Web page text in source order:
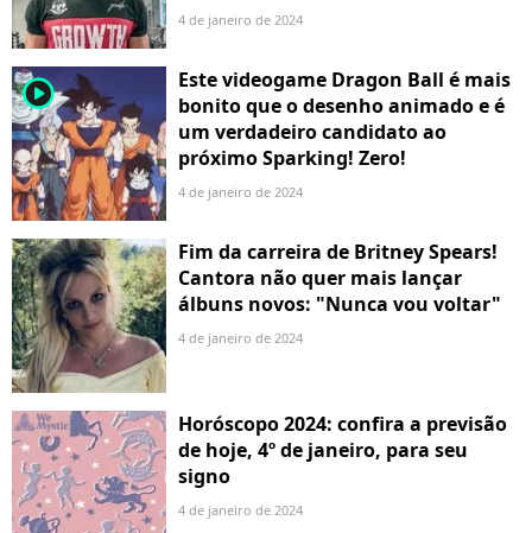
4 de janeiro de 2024
player2
Este videogame Dragon Ball é mais
bonito que o desenho animado e é
um verdadeiro candidato ao
próximo Sparking! Zero!
4 de janeiro de 2024
Fim da carreira de Britney Spears!
Cantora não quer mais lançar
álbuns novos: "Nunca vou voltar"
4 de janeiro de 2024
Horóscopo 2024: confira a previsão
de hoje, 4º de janeiro, para seu
signo
4 de janeiro de 2024